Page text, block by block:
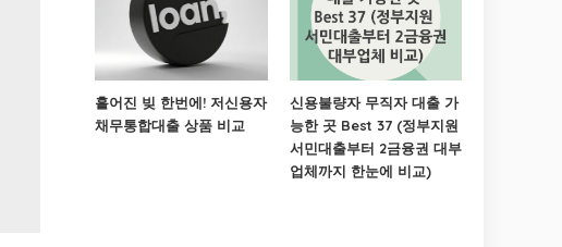
흩어진 빚 한번에! 저신용자
채무통합대출 상품 비교
신용불량자 무직자 대출 가
능한 곳 Best 37 (정부지원
서민대출부터 2금융권 대부
업체까지 한눈에 비교)